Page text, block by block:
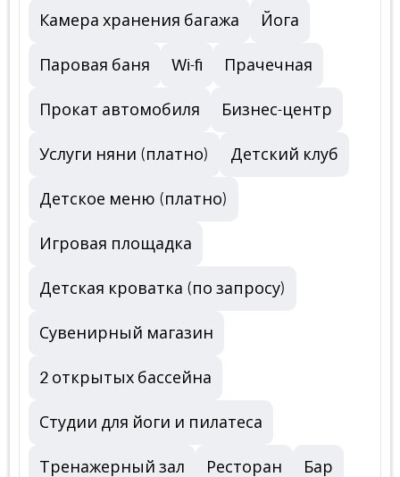
Камера хранения багажа Йога
Паровая баня Wi-fi Прачечная
Прокат автомобиля Бизнес-центр
Услуги няни (платно) Детский клуб
Детское меню (платно)
Игровая площадка
Детская кроватка (по запросу)
Сувенирный магазин
2 открытых бассейна
Студии для йоги и пилатеса
Тренажерный зал Ресторан Бар